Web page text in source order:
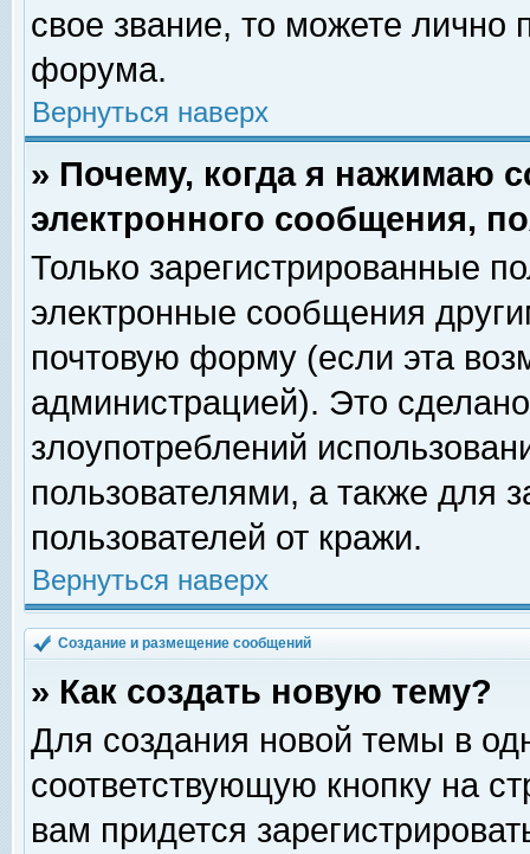
свое звание, то можете лично
форума.
Вернуться наверх
» Почему, когда я нажимаю
электронного сообщения,
Только зарегистрированные
электронные сообщения
почтовую форму (если эта
администрацией). Это
злоупотреблений
пользователями, а также для
пользователей от кражи.
Вернуться наверх
Создание и размещение сообщений
» Как создать новую тему?
Для создания новой темы в
соответствующую кнопку на
вам придется